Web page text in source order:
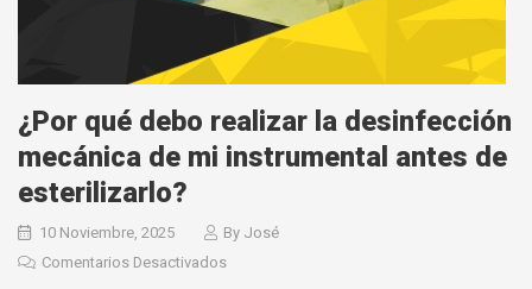
¿Por qué debo realizar la desinfección
mecánica de mi instrumental antes de
esterilizarlo?
10 Noviembre, 2025 By José
Comentarios Desactivados